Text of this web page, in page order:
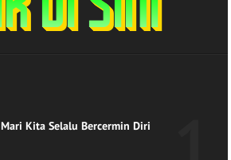
Mari Kita Selalu Bercermin Diri